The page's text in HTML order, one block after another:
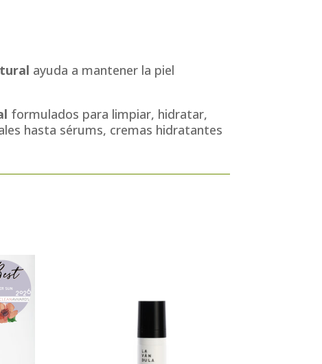
ayuda a mantener la piel
formulados para limpiar, hidratar,
hasta sérums, cremas hidratantes